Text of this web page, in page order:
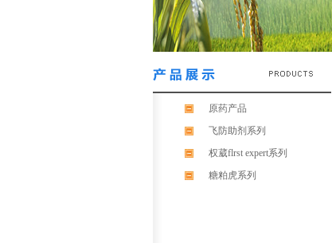
原药产品
飞防助剂系列
权葳flrst expert系列
糖粕虎系列